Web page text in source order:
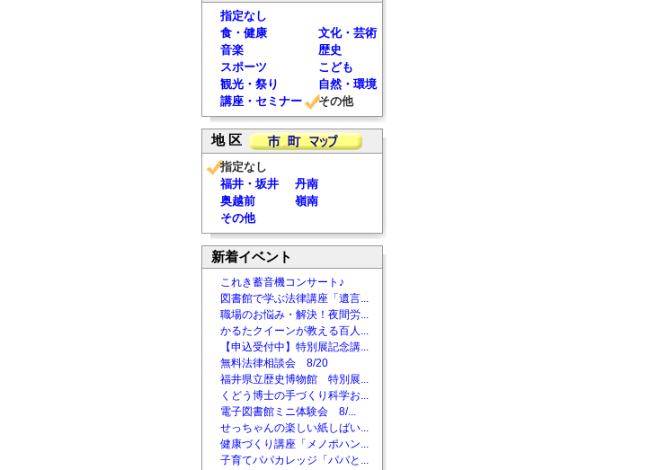
指定なし
食・健康
文化・芸術
音楽
歴史
スポーツ
こども
観光・祭り
自然・環境
講座・セミナー
その他
地 区
指定なし
福井・坂井
丹南
奥越前
嶺南
その他
新着イベント
これき蓄音機コンサート♪
図書館で学ぶ法律講座「遺言...
職場のお悩み・解決！夜間労...
かるたクイーンが教える百人...
【申込受付中】特別展記念講...
無料法律相談会 8/20
福井県立歴史博物館 特別展...
くどう博士の手づくり科学お...
電子図書館ミニ体験会 8/...
せっちゃんの楽しい紙しばい...
健康づくり講座「メノポハン...
子育てパパカレッジ「パパと...